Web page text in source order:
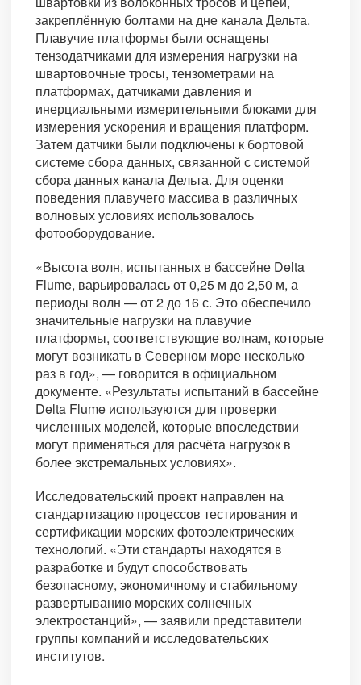
закреплённую болтами на дне канала Дельта.
Плавучие платформы были оснащены
тензодатчиками для измерения нагрузки на
швартовочные тросы, тензометрами на
платформах, датчиками давления и
инерциальными измерительными блоками для
измерения ускорения и вращения платформ.
Затем датчики были подключены к бортовой
системе сбора данных, связанной с системой
сбора данных канала Дельта. Для оценки
поведения плавучего массива в различных
волновых условиях использовалось
фотооборудование.
«Высота волн, испытанных в бассейне Delta
Flume, варьировалась от 0,25 м до 2,50 м, а
периоды волн — от 2 до 16 с. Это обеспечило
значительные нагрузки на плавучие
платформы, соответствующие волнам, которые
могут возникать в Северном море несколько
раз в год», — говорится в официальном
документе. «Результаты испытаний в бассейне
Delta Flume используются для проверки
численных моделей, которые впоследствии
могут применяться для расчёта нагрузок в
более экстремальных условиях».
Исследовательский проект направлен на
стандартизацию процессов тестирования и
сертификации морских фотоэлектрических
технологий. «Эти стандарты находятся в
разработке и будут способствовать
безопасному, экономичному и стабильному
развертыванию морских солнечных
электростанций», — заявили представители
группы компаний и исследовательских
институтов.